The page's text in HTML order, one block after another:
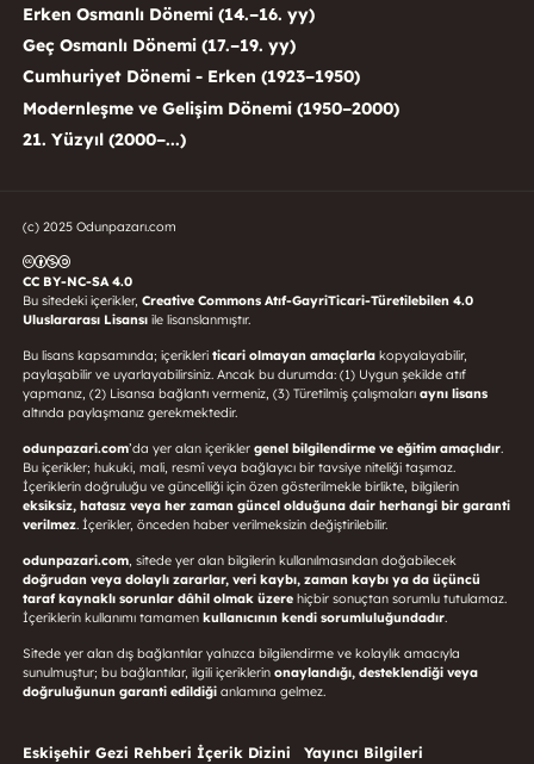
Erken Osmanlı Dönemi (14.–16. yy)
Geç Osmanlı Dönemi (17.–19. yy)
Cumhuriyet Dönemi - Erken (1923–1950)
Modernleşme ve Gelişim Dönemi (1950–2000)
21. Yüzyıl (2000–...)
(c) 2025 Odunpazarı.com
CC BY-NC-SA 4.0
Bu sitedeki içerikler, Creative Commons Atıf-GayriTicari-Türetilebilen 4.0
Uluslararası Lisansı ile lisanslanmıştır.
Bu lisans kapsamında; içerikleri ticari olmayan amaçlarlakopyalayabilir,
paylaşabilir ve uyarlayabilirsiniz. Ancak bu durumda: (1) Uygun şekilde atıf
yapmanız, (2) Lisansa bağlantı vermeniz, (3) Türetilmiş çalışmaları aynı lisans
altında paylaşmanız gerekmektedir.
odunpazari.com’da yer alan içerikler genel bilgilendirme ve eğitim amaçlıdır.
Bu içerikler; hukuki, mali, resmî veya bağlayıcı bir tavsiye niteliği taşımaz.
İçeriklerin doğruluğu ve güncelliği için özen gösterilmekle birlikte, bilgilerin
eksiksiz, hatasız veya her zaman güncel olduğuna dair herhangi bir garanti
verilmez. İçerikler, önceden haber verilmeksizin değiştirilebilir.
odunpazari.com, sitede yer alan bilgilerin kullanılmasından doğabilecek
doğrudan veya dolaylı zararlar, veri kaybı, zaman kaybı ya da üçüncü
taraf kaynaklı sorunlar dâhil olmak üzerehiçbir sonuçtan sorumlu tutulamaz.
İçeriklerin kullanımı tamamen kullanıcının kendi sorumluluğundadır.
Sitede yer alan dış bağlantılar yalnızca bilgilendirme ve kolaylık amacıyla
sunulmuştur; bu bağlantılar, ilgili içeriklerin onaylandığı, desteklendiği veya
doğruluğunun garanti edildiğianlamına gelmez.
Eskişehir Gezi Rehberi İçerik Dizini Yayıncı Bilgileri